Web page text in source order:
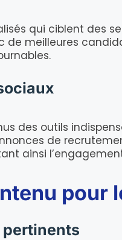
qui ciblent des
meilleures
des outils
de
ainsi
pour